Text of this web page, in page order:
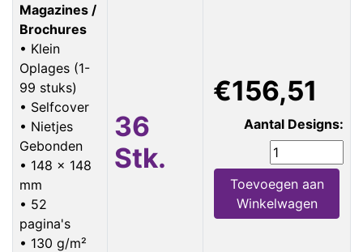
Magazines /
Brochures
• Klein
Oplages (1-
99 stuks)
• Selfcover
• Nietjes
Gebonden
• 148 x 148
mm
• 52
pagina's
• 130 g/m²
36
Stk.
€156,51
Aantal Designs:
Toevoegen aan
Winkelwagen